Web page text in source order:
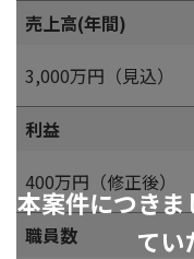
本案件につき
てい
売上高(年間)
3,000万円（見込）
利益
400万円（修正後）
職員数